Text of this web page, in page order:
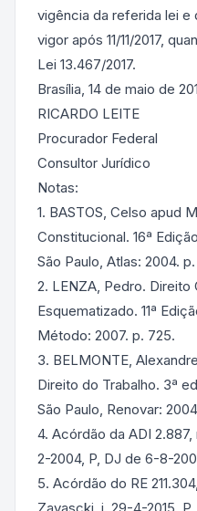
vigência da referida lei e
vigor após 11/11/2017,
Lei 13.467/2017.
Brasília, 14 de maio de
RICARDO LEITE
Procurador Federal
Consultor Jurídico
Notas:
1. BASTOS, Celso apud
Constitucional. 16ª
São Paulo, Atlas: 2004. p.
2. LENZA, Pedro. Direito
Esquematizado. 11ª
Método: 2007. p. 725.
3. BELMONTE,
Direito do Trabalho. 3ª
São Paulo, Renovar:
4. Acórdão da ADI
2-2004, P, DJ de 6-8-
5. Acórdão do RE